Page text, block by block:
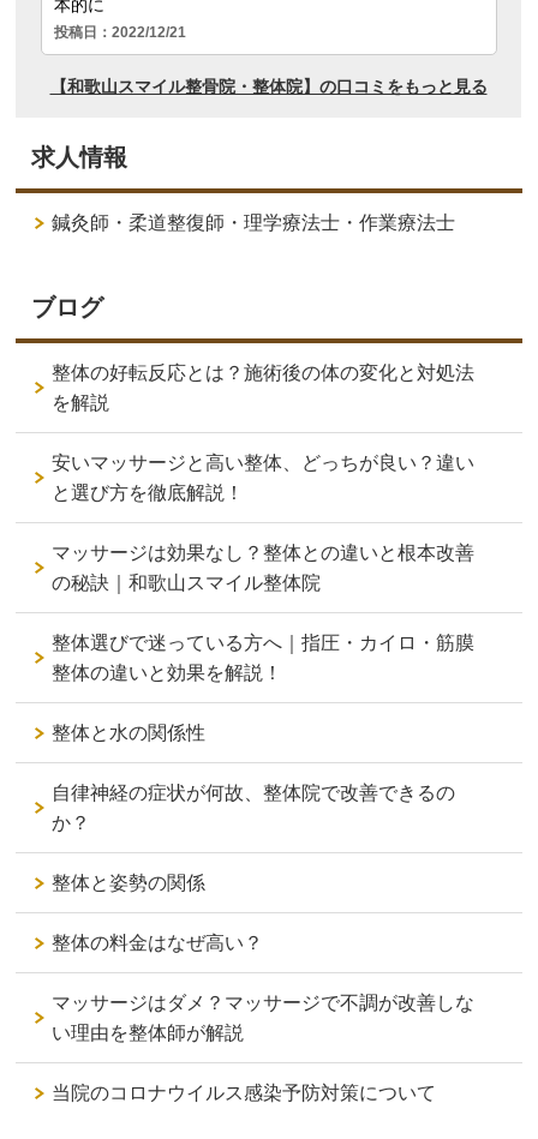
求人情報
鍼灸師・柔道整復師・理学療法士・作業療法士
ブログ
整体の好転反応とは？施術後の体の変化と対処法
を解説
安いマッサージと高い整体、どっちが良い？違い
と選び方を徹底解説！
マッサージは効果なし？整体との違いと根本改善
の秘訣｜和歌山スマイル整体院
整体選びで迷っている方へ｜指圧・カイロ・筋膜
整体の違いと効果を解説！
整体と水の関係性
自律神経の症状が何故、整体院で改善できるの
か？
整体と姿勢の関係
整体の料金はなぜ高い？
マッサージはダメ？マッサージで不調が改善しな
い理由を整体師が解説
当院のコロナウイルス感染予防対策について